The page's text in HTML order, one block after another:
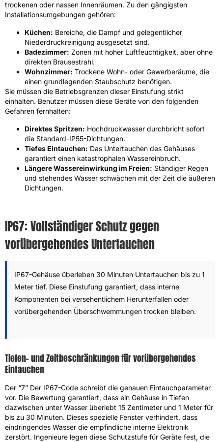
trockenen oder nassen Innenräumen. Zu den gängigsten
Installationsumgebungen gehören:
Küchen: Bereiche, die Dampf und gelegentlicher
Niederdruckreinigung ausgesetzt sind.
Badezimmer: Zonen mit hoher Luftfeuchtigkeit, aber ohne
direkten Brausestrahl.
Wohnzimmer: Trockene Wohn- oder Gewerberäume, die
einen grundlegenden Staubschutz benötigen.
Sie müssen die Betriebsgrenzen dieser Einstufung strikt
einhalten. Benutzer müssen diese Geräte von den folgenden
Gefahren fernhalten:
Direktes Spritzen: Hochdruckwasser durchbricht sofort
die Standard-IP55-Dichtungen.
Tiefes Eintauchen: Das Untertauchen des Gehäuses
garantiert einen katastrophalen Wassereinbruch.
Längere Wassereinwirkung im Freien: Ständiger Regen
und stehendes Wasser schwächen mit der Zeit die äußeren
Dichtungen.
IP67: Vollständiger Schutz gegen
vorübergehendes Untertauchen
IP67-Gehäuse überleben 30 Minuten Untertauchen bis zu 1
Meter tief. Diese Einstufung garantiert, dass interne
Komponenten bei versehentlichem Herunterfallen oder
vorübergehenden Überschwemmungen trocken bleiben.
Tiefen- und Zeitbeschränkungen für vorübergehendes
Eintauchen
Der “7” Der IP67-Code schreibt die genauen Eintauchparameter
vor. Die Bewertung garantiert, dass ein Gehäuse in Tiefen
dazwischen unter Wasser überlebt 15 Zentimeter und 1 Meter für
bis zu 30 Minuten. Dieses spezielle Fenster verhindert, dass
eindringendes Wasser die empfindliche interne Elektronik
zerstört. Ingenieure legen diese Schutzstufe für Geräte fest, die